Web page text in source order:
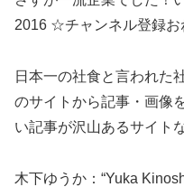
2016 ☆チャンネル登録お
日本一の社食と言われた
のサイトから記事・画像
い記事が沢山あるサイト
木下ゆうか：“Yuka